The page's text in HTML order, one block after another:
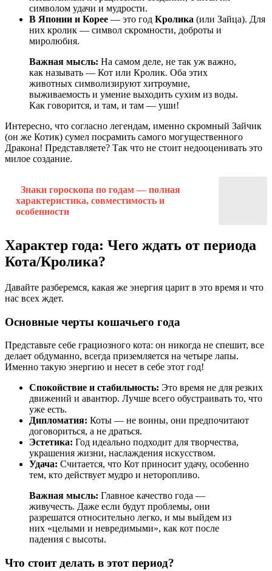
символом удачи и мудрости.
В Японии и Корее — это год Кролика (или Зайца). Для
них кролик — символ скромности, доброты и
миролюбия.
Важная мысль: На самом деле, не так уж важно,
как называть — Кот или Кролик. Оба этих
животных символизируют хитроумие,
выживаемость и умение выходить сухим из воды.
Как говорится, и там, и там — уши!
Интересно, что согласно легендам, именно скромный Зайчик
(он же Котик) сумел посрамить самого могущественного
Дракона! Представляете? Так что не стоит недооценивать это
милое создание.
Знаки гороскопа по годам — полная
характеристика, совместимость и
особенности
Характер года: Чего ждать от периода
Кота/Кролика?
Давайте разберемся, какая же энергия царит в это время и что
нас всех ждет.
Основные черты кошачьего года
Представьте себе грациозного кота: он никогда не спешит, все
делает обдуманно, всегда приземляется на четыре лапы.
Именно такую энергию и несет в себе этот год!
Спокойствие и стабильность: Это время не для резких
движений и авантюр. Лучше всего обустраивать то, что
уже есть.
Дипломатия: Коты — не воины, они предпочитают
договориться, а не драться.
Эстетика: Год идеально подходит для творчества,
украшения жизни, наслаждения искусством.
Удача: Считается, что Кот приносит удачу, особенно
тем, кто действует мудро и неторопливо.
Важная мысль: Главное качество года —
живучесть. Даже если будут проблемы, они
разрешатся относительно легко, и мы выйдем из
них «целыми и невредимыми», как кот после
падения с высоты.
Что стоит делать в этот период?